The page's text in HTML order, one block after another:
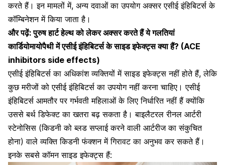
करते हैं। इन मामलों में, अन्य दवाओं का उपयोग अक्सर एसीई इंहिबिटर्स के
कॉम्बिनेशन में किया जाता है।
और पढ़ें:पुरुष हार्ट हेल्थ को लेकर अक्सर करते हैं ये गलतियां
कार्डियोमायोपैथी में एसीई इंहिबिटर्स के साइड इफेक्ट्स क्या हैं? (ACE
inhibitors side effects)
एसीई इंहिबिटर्स का अधिकांश व्यक्तियों में साइड इफेक्ट्स नहीं होते हैं, लेकि
कुछ मरीजों को एसीई इंहिबिटर्स का उपयोग नहीं करना चाहिए। एसीई
इंहिबिटर्स आमतौर पर गर्भवती महिलाओं के लिए निर्धारित नहीं हैं क्योंकि
उससे बर्थ डिफेक्ट का खतरा बढ़ सकता है। बाइलैटरल रीनल आर्टरी
स्टेनोसिस (किडनी को ब्लड सप्लाई करने वाली आर्टरीज का संकुचित
होना) वाले व्यक्ति किडनी फंक्शन में गिरावट का अनुभव कर सकते हैं।
इनके सबसे कॉमन साइड इफेक्ट्स हैं: